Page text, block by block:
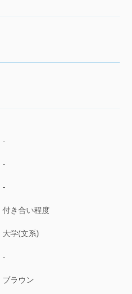
-
-
-
付き合い程度
大学(文系)
-
ブラウン